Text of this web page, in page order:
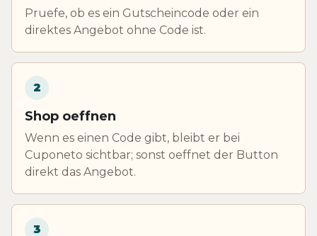
Pruefe, ob es ein Gutscheincode oder ein
direktes Angebot ohne Code ist.
2
Shop oeffnen
Wenn es einen Code gibt, bleibt er bei
Cuponeto sichtbar; sonst oeffnet der Button
direkt das Angebot.
3